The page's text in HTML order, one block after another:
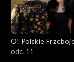
O! Polskie
odc. 11